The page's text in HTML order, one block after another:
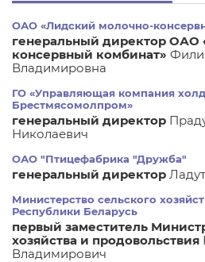
ОАО «Лидский молочно-
генеральный директор ОАО
консервный комбинат»
Владимировна
ГО «Управляющая компания
Брестмясомолпром»
генеральный директор
Николаевич
ОАО "Птицефабрика "Дружба"
генеральный директор
Министерство сельского
Республики Беларусь
первый заместитель
хозяйства и продовольствия
Владимирович